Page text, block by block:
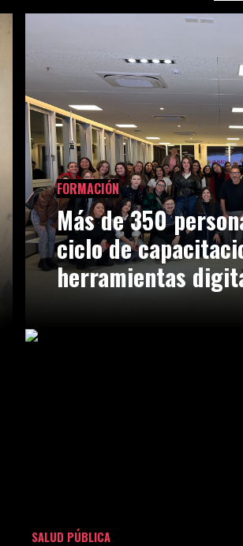
FORMACIÓN
Más de 350
ciclo de
herramientas
SALUD PÚBLICA